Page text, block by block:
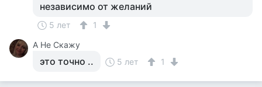
независимо от желаний
5 лет
1
А Не Скажу
это точно .. 5 лет 1